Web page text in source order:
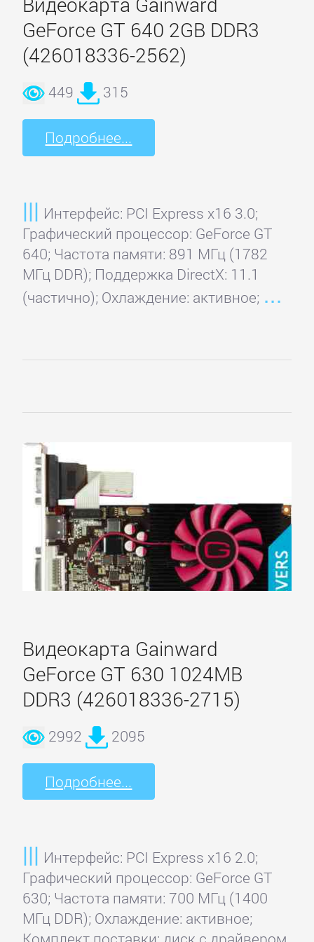
GeForce GT 640 2GB DDR3
(426018336-2562)
449 315
Подробнее...
Интерфейс: PCI Express x16 3.0;
Графический процессор: GeForce GT
640; Частота памяти: 891 МГц (1782
МГц DDR); Поддержка DirectX: 11.1
(частично); Охлаждение: активное;
Видеокарта Gainward
GeForce GT 630 1024MB
DDR3 (426018336-2715)
2992 2095
Подробнее...
Интерфейс: PCI Express x16 2.0;
Графический процессор: GeForce GT
630; Частота памяти: 700 МГц (1400
МГц DDR); Охлаждение: активное;
MSI
Pegatron
Point
of
View
PowerColor
VTX3D
XFX
ZOTAC
ЗВУКОВЫЕ
4World
A4Tech
ASUS
Audiotrak
Black
Warrior
Cmedia